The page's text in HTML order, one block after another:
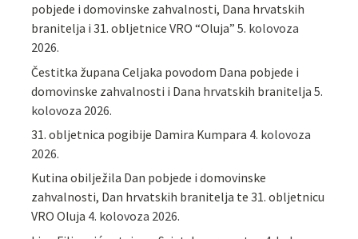
pobjede i domovinske zahvalnosti, Dana hrvatskih
branitelja i 31. obljetnice VRO “Oluja” 5. kolovoza
2026.
Čestitka župana Celjaka povodom Dana pobjede i
domovinske zahvalnosti i Dana hrvatskih branitelja 5.
kolovoza 2026.
31. obljetnica pogibije Damira Kumpara 4. kolovoza
2026.
Kutina obilježila Dan pobjede i domovinske
zahvalnosti, Dan hrvatskih branitelja te 31. obljetnicu
VRO Oluja 4. kolovoza 2026.